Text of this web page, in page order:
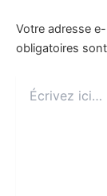
Votre adresse
obligatoires
ici…